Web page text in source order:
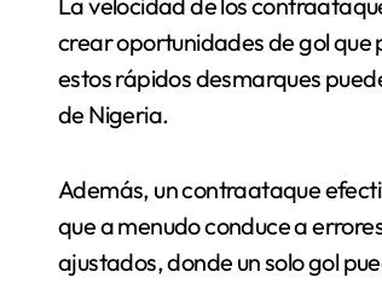
crear oportunidades de gol que
estos rápidos desmarques
de Nigeria.
Además, un contraataque
que a menudo conduce a
ajustados, donde un solo gol